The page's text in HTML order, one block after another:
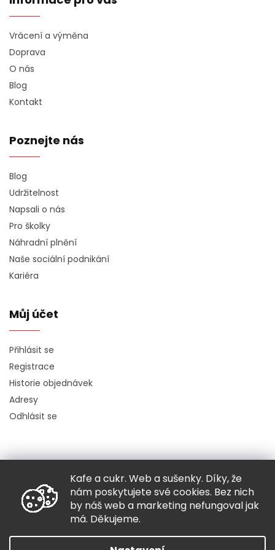
Kafe a cukr. Web a sušenky. Díky, že
nám poskytujete své cookies. Bez nich
by náš web a marketing nefungoval jak
má. Děkujeme.
Vrácení a výměna
Doprava
O nás
Blog
Kontakt
Poznejte nás
Blog
Udržitelnost
Napsali o nás
Pro školky
Náhradní plnění
Naše sociální podnikání
Kariéra
Můj účet
Přihlásit se
Registrace
Historie objednávek
Adresy
Odhlásit se
Copyright 2026Hugo chodí bos. Všechna práva vyhrazena.
Grafický návrh vytvořil a nakódovalShoptak.cz